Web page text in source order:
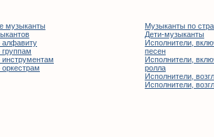
музыканты
алфавиту
Музыканты по
Дети-музыканты
Исполнители,
песен
Исполнители,
ролла
Исполнители,
Исполнители,